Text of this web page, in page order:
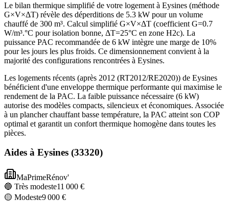
Le bilan thermique simplifié de votre logement à Eysines (méthode
G×V×ΔT) révèle des déperditions de 5.3 kW pour un volume
chauffé de 300 m³. Calcul simplifié G×V×ΔT (coefficient G=0.7
W/m³.°C pour isolation bonne, ΔT=25°C en zone H2c). La
puissance PAC recommandée de 6 kW intègre une marge de 10%
pour les jours les plus froids. Ce dimensionnement convient à la
majorité des configurations rencontrées à Eysines.
Les logements récents (après 2012 (RT2012/RE2020)) de Eysines
bénéficient d'une enveloppe thermique performante qui maximise le
rendement de la PAC. La faible puissance nécessaire (6 kW)
autorise des modèles compacts, silencieux et économiques. Associée
à un plancher chauffant basse température, la PAC atteint son COP
optimal et garantit un confort thermique homogène dans toutes les
pièces.
Aides à Eysines (33320)
MaPrimeRénov'
🔵 Très modeste11 000 €
🟡 Modeste9 000 €